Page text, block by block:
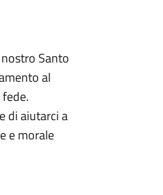
Santo
al
di aiutarci a
e morale